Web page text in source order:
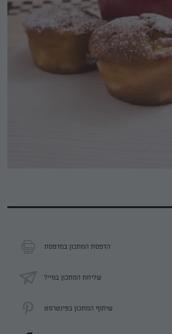
הדפסת המתכון במדפסת
שליחת המתכון במייל
שיתוף המתכון בפינטרסט